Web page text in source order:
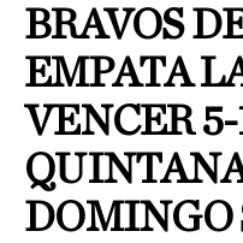
BRAVOS
EMPATA
VENCER
DOMINGO